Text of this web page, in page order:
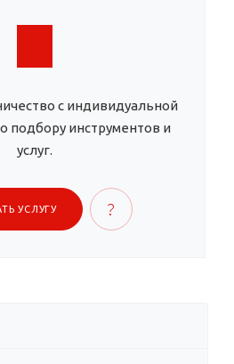
с индивидуальной
подбору инструментов и
услуг.
УСЛУГУ